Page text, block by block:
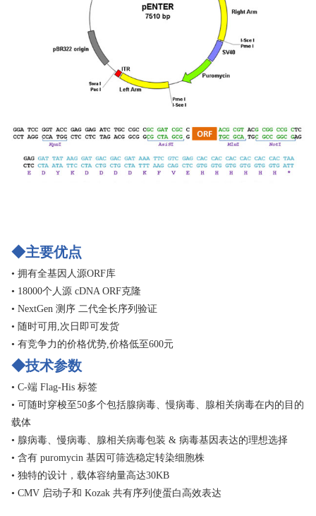
◆主要优点
• 拥有全基因人源ORF库
• 18000个人源 cDNA ORF克隆
• NextGen 测序 二代全长序列验证
• 随时可用,次日即可发货
• 有竞争力的价格优势,价格低至600元
◆技术参数
• C-端 Flag-His 标签
• 可随时穿梭至50多个包括腺病毒、慢病毒、腺相关病毒在内的目的
载体
• 腺病毒、慢病毒、腺相关病毒包装 & 病毒基因表达的理想选择
• 含有 puromycin 基因可筛选稳定转染细胞株
• 独特的设计，载体容纳量高达30KB
• CMV 启动子和 Kozak 共有序列使蛋白高效表达